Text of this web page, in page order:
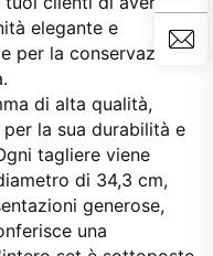
elegante e
per la conservazione
di alta qualità,
la sua durabilità e
tagliere viene
di 34,3 cm,
generose,
una